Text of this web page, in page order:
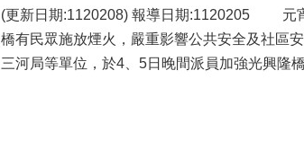
(更新日期:1120208) 報導日期:1120205 元宵節又稱「小過年」，鑑於春節除夕晚間太平區光興隆
橋有民眾施放煙火，嚴重影響公共安全及社區
三河局等單位，於4、5日晚間派員加強光興隆